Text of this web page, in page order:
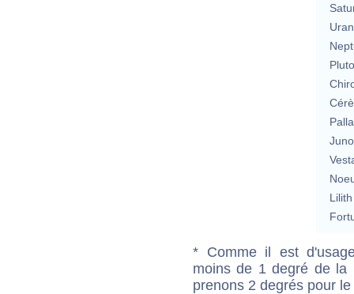
Lilith
* Comme il est
moins de 1 degré de la
prenons 2 degrés pour